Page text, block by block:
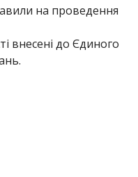
на проведення
внесені до Єдиного